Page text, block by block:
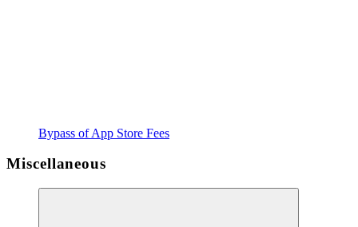
Bypass of App Store Fees
Miscellaneous